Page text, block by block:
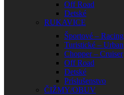
Off Road
Detské
RUKAVICE
Športové – Racing
Turistické – Urban
Chopper – Cruiser
Off Road
Detské
Príslušenstvo
ČIŽMY/OBUV